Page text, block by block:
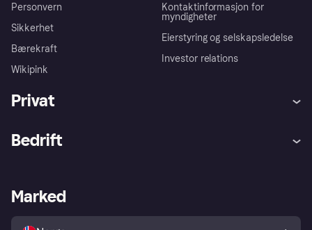
Personvern
Sikkerhet
Bærekraft
Wikipink
Kontaktinformasjon for
myndigheter
Eierstyring og selskapsledelse
Investor relations
Privat
Utforsk butikker
Bedrift
Merchant portal
Marked